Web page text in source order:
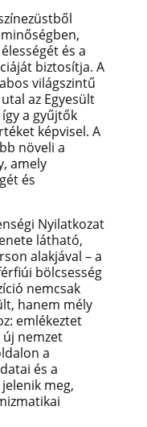
minőségben,
és a
biztosítja. A
világszintű
az Egyesült
a gyűjtők
képvisel. A
növeli a
amely
és
Nyilatkozat
látható,
alakjával – a
bölcsesség
nemcsak
hanem mély
emlékeztet
nemzet
a
és a
meg,